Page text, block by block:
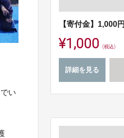
い
【寄付金】1,000円
¥1,000 (税込)
詳細を見る